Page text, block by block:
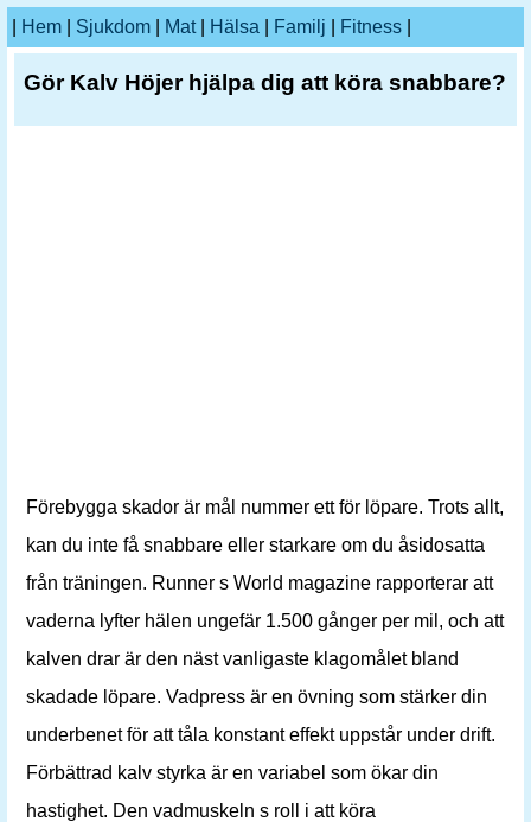
Hem Sjukdom Mat| Hälsa Familj Fitness
Gör Kalv Höjer hjälpa dig att köra snabbare?
Förebygga skador är mål nummer ett för löpare. Trots allt,
kan du inte få snabbare eller starkare om du åsidosatta
från träningen. Runner s World magazine rapporterar att
vaderna lyfter hälen ungefär 1.500 gånger per mil, och att
kalven drar är den näst vanligaste klagomålet bland
skadade löpare. Vadpress är en övning som stärker din
underbenet för att tåla konstant effekt uppstår under drift.
Förbättrad kalv styrka är en variabel som ökar din
hastighet. Den vadmuskeln s roll i att köra